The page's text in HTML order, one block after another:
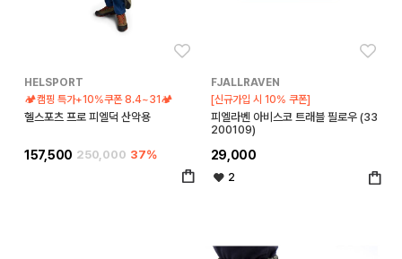
HELSPORT
🏕️캠핑 특가+10%쿠폰 8.4~31🏕️
헬스포츠 프로 피엘덕 산악용
157,500 250,000 37%
FJALLRAVEN
[신규가입 시 10% 쿠폰]
피엘라벤 아비스코 트래블 필로우 (33
200109)
29,000
2